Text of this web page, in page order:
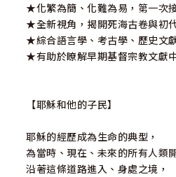
★化繁為簡、化難為易，第一次
★全新視角，揭開死海古卷與初
★綜合語言學、考古學、歷史文
★有助於瞭解早期基督宗教文獻
【耶穌和他的子民】
耶穌的經歷成為生命的典型，
為當時、現在、未來的所有人類
沿著這條道路進入、身處之境，